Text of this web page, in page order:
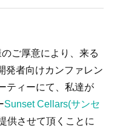
ご厚意により、来る
発者向けカンファレン
ティーにて、私達が
Sunset Cellars(サンセ
供させて頂くことに